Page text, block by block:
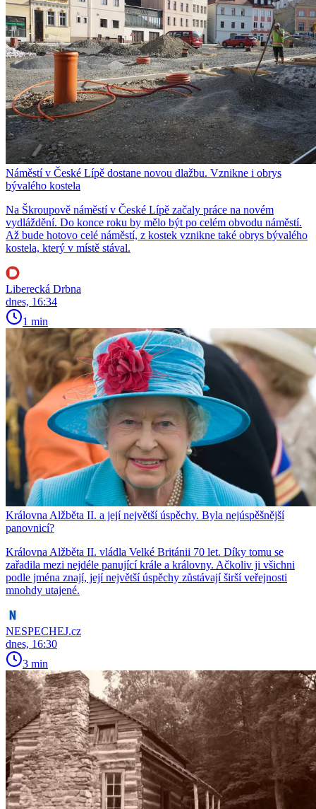
Náměstí v České Lípě dostane novou dlažbu. Vznikne i obrys
bývalého kostela
Na Škroupově náměstí v České Lípě začaly práce na novém
vydláždění. Do konce roku by mělo být po celém obvodu náměstí.
Až bude hotovo celé náměstí, z kostek vznikne také obrys bývalého
kostela, který v místě stával.
Liberecká Drbna
dnes, 16:34
1 min
Královna Alžběta II. a její největší úspěchy. Byla nejúspěšnější
panovnicí?
Královna Alžběta II. vládla Velké Británii 70 let. Díky tomu se
zařadila mezi nejdéle panující krále a královny. Ačkoliv ji všichni
podle jména znají, její největší úspěchy zůstávají širší veřejnosti
mnohdy utajené.
NESPECHEJ.cz
dnes, 16:30
3 min